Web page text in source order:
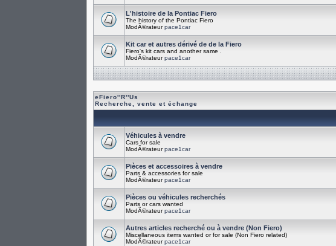
L'histoire de la Pontiac Fiero
The history of the Pontiac Fiero
ModÃ©rateurpace1car
Kit car et autres dérivé de de la Fiero
Fiero's kit cars and another same .
ModÃ©rateurpace1car
eFiero''R''Us
Recherche, vente et échange
Véhicules à vendre
Cars for sale
ModÃ©rateurpace1car
Pièces et accessoires à vendre
Parts & accessories for sale
ModÃ©rateurpace1car
Pièces ou véhicules recherchés
Parts or cars wanted
ModÃ©rateurpace1car
Autres articles recherché ou à vendre (Non Fiero)
Miscellaneous items wanted or for sale (Non Fiero related)
ModÃ©rateurpace1car